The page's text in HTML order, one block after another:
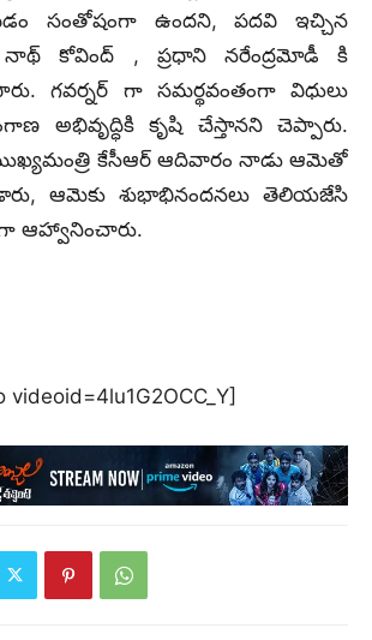
సంతోషంగా ఉందని, పదవి ఇచ్చిన
కోవింద్ , ప్రధాని నరేంద్రమోడీ కి
గవర్నర్ గా సమర్థవంతంగా విధులు
అభివృద్ధికి కృషి చేస్తానని చెప్పారు.
కేసీఆర్ ఆదివారం నాడు ఆమెతో
ఆమెకు శుభాభినందనలు తెలియజేసి
ఆహ్వానించారు.
videoid=4lu1G2OCC_Y]